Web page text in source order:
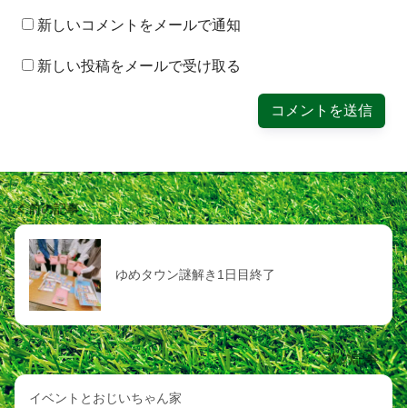
新しいコメントをメールで通知
新しい投稿をメールで受け取る
前の記事
ゆめタウン謎解き1日目終了
次の記事
イベントとおじいちゃん家